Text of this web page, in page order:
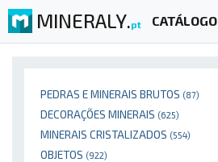
MINERALY.pt CATÁLOGO
PEDRAS E MINERAIS BRUTOS (87)
DECORAÇÕES MINERAIS (625)
MINERAIS CRISTALIZADOS (554)
OBJETOS (922)